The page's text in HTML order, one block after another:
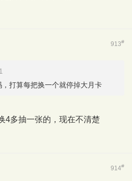
913#
打算每把换一个就停掉大月卡
4多抽一张的，现在不清楚
914#